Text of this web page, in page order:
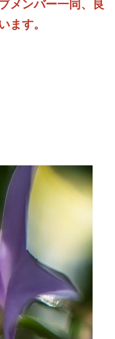
メンバー一同、良
ます。